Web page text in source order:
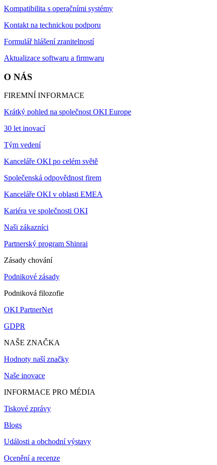
Kompatibilita s operačními systémy
Kontakt na technickou podporu
Formulář hlášení zranitelností
Aktualizace softwaru a firmwaru
O NÁS
FIREMNÍ INFORMACE
Krátký pohled na společnost OKI Europe
30 let inovací
Tým vedení
Kanceláře OKI po celém světě
Společenská odpovědnost firem
Kanceláře OKI v oblasti EMEA
Kariéra ve společnosti OKI
Naši zákazníci
Partnerský program Shinrai
Zásady chování
Podnikové zásady
Podniková filozofie
OKI PartnerNet
GDPR
NAŠE ZNAČKA
Hodnoty naší značky
Naše inovace
INFORMACE PRO MÉDIA
Tiskové zprávy
Blogs
Události a obchodní výstavy
Ocenění a recenze